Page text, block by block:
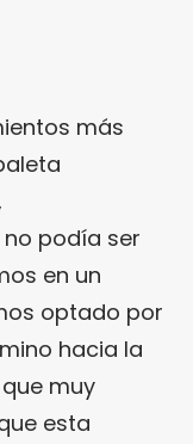
más
podía ser
en un
optado por
hacia la
muy
esta